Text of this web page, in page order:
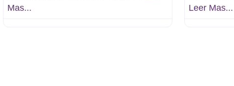
Mas...
Leer Mas...